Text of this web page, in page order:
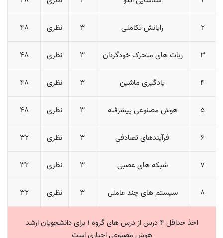
2 رایانش تکاملی 3 نظری 48
3 ربات های متحرک خودگردان 3 نظری 48
4 یادگیری ماشین 3 نظری 48
5 هوش مصنوعی پیشرفته 3 نظری 48
6 فرآیندهای تصادفی 3 نظری 32
7 شبکه های عصبی 3 نظری 32
8 سیستم های چند عاملی 3 نظری 32
اخذ حداقل 4 درس از درس های گروه 1 برای دانشجویان ارشد
هوش مصنوعی اجباری است